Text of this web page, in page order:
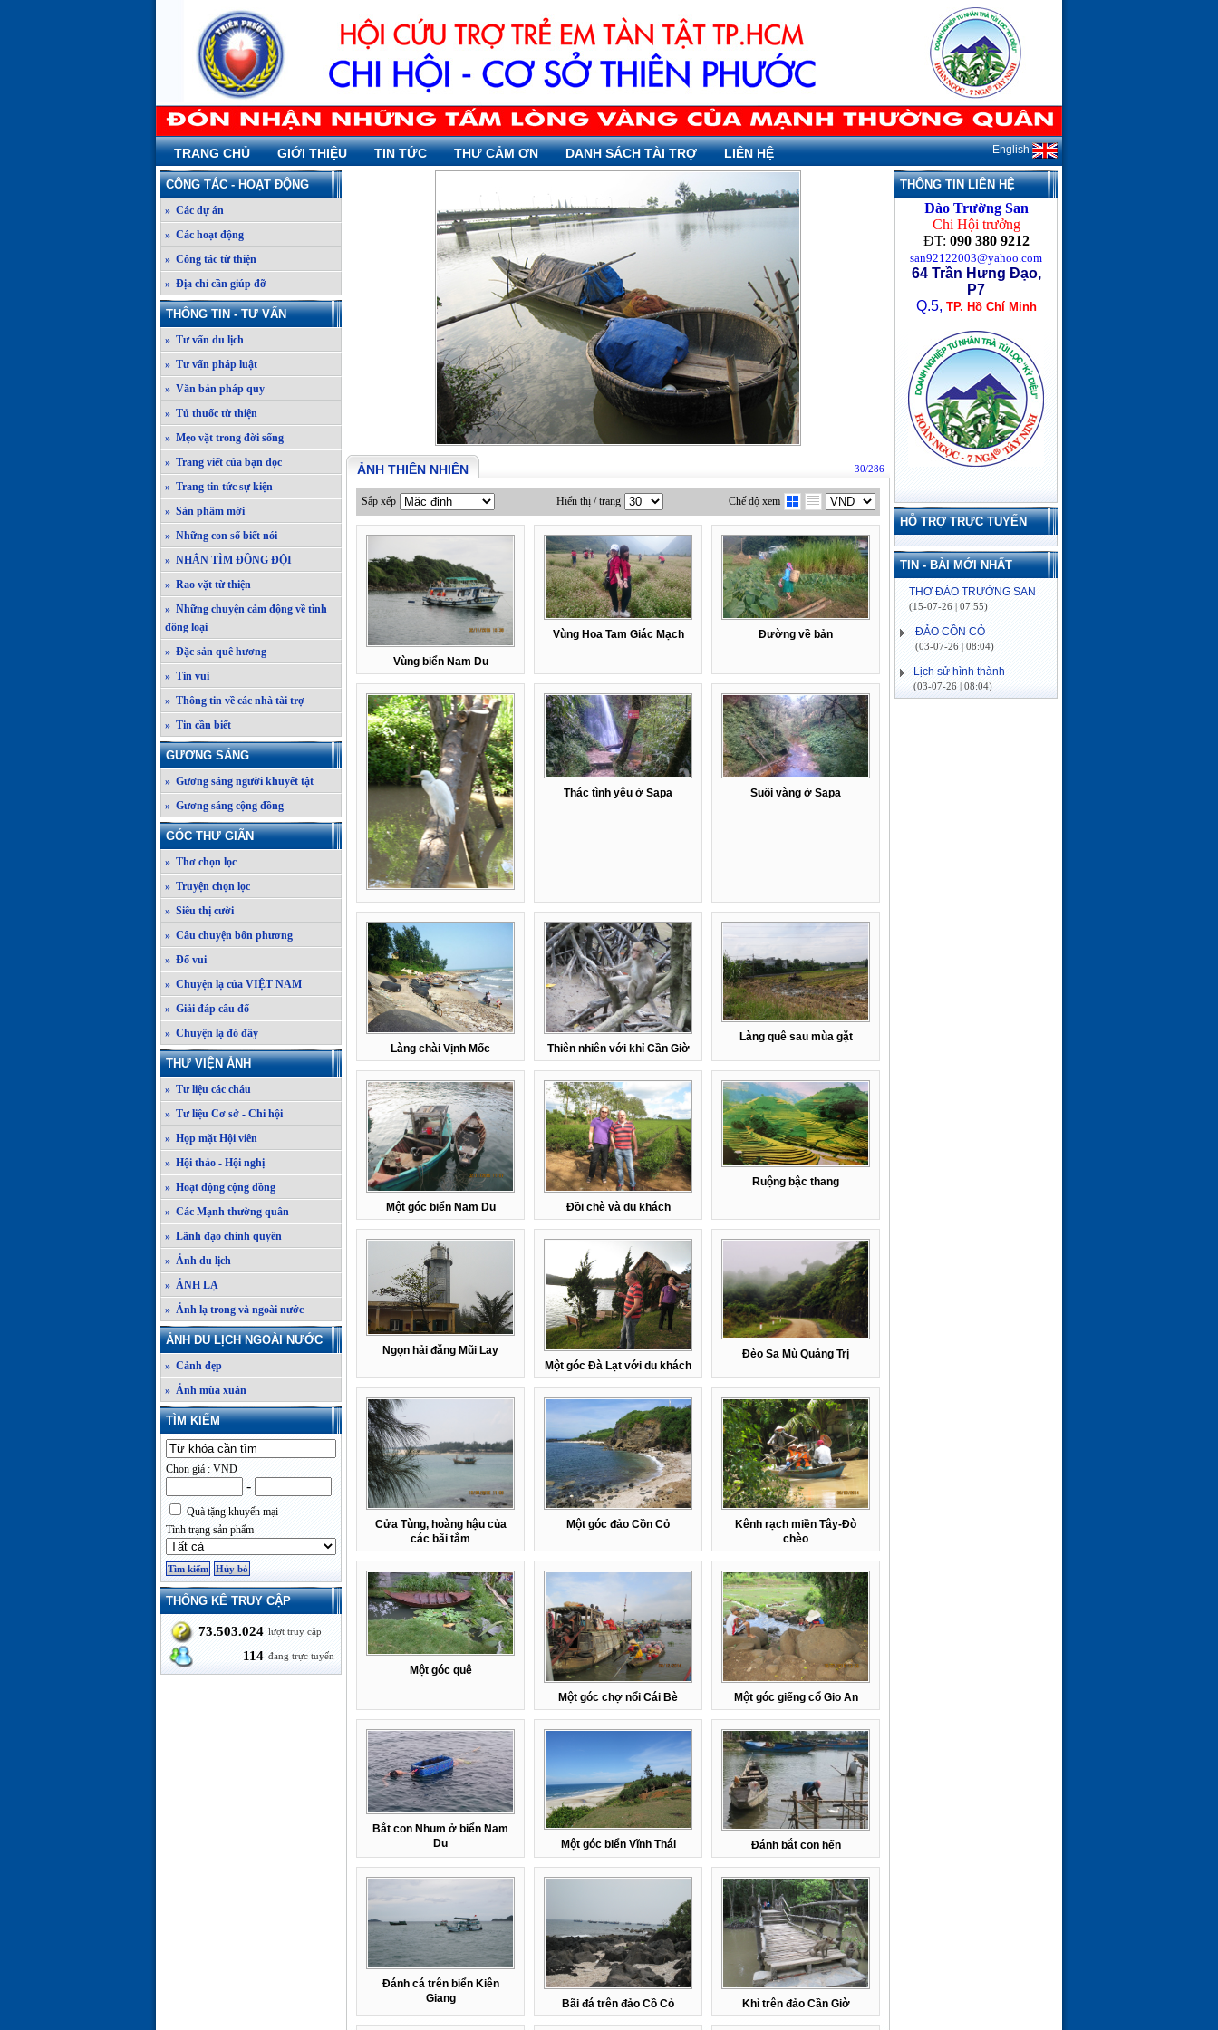
TRANG CHỦ GIỚI THIỆU TIN TỨC THƯ CẢM ƠN DANH SÁCH TÀI TRỢ LIÊN HỆ English
CÔNG TÁC - HOẠT ĐỘNG
» Các dự án
» Các hoạt động
» Công tác từ thiện
» Địa chỉ cần giúp đỡ
THÔNG TIN - TƯ VẤN
» Tư vấn du lịch
» Tư vấn pháp luật
» Văn bản pháp quy
» Tủ thuốc từ thiện
» Mẹo vặt trong đời sống
» Trang viết của bạn đọc
» Trang tin tức sự kiện
» Sản phẩm mới
» Những con số biết nói
» NHẮN TÌM ĐỒNG ĐỘI
» Rao vặt từ thiện
» Những chuyện cảm động về tình
đồng loại
» Đặc sản quê hương
» Tin vui
» Thông tin về các nhà tài trợ
» Tin cần biết
GƯƠNG SÁNG
» Gương sáng người khuyết tật
» Gương sáng cộng đồng
GÓC THƯ GIÃN
» Thơ chọn lọc
» Truyện chọn lọc
» Siêu thị cười
» Câu chuyện bốn phương
» Đố vui
» Chuyện lạ của VIỆT NAM
» Giải đáp câu đố
» Chuyện lạ đó đây
THƯ VIỆN ẢNH
» Tư liệu các cháu
» Tư liệu Cơ sở - Chi hội
» Họp mặt Hội viên
» Hội thảo - Hội nghị
» Hoạt động cộng đồng
» Các Mạnh thường quân
» Lãnh đạo chính quyền
» Ảnh du lịch
» ẢNH LẠ
» Ảnh lạ trong và ngoài nước
ẢNH DU LỊCH NGOÀI NƯỚC
» Cảnh đẹp
» Ảnh mùa xuân
TÌM KIẾM
Chọn giá : VND
-
Quà tặng khuyến mại
Tình trạng sản phẩm
THỐNG KÊ TRUY CẬP
73.503.024 lượt truy cập
114 đang trực tuyến
ẢNH THIÊN NHIÊN 30/286
Sắp xếp Hiển thị / trang Chế độ xem
Vùng biển Nam Du
Vùng Hoa Tam Giác Mạch Đường về bản
Thác tình yêu ở Sapa Suối vàng ở Sapa
Làng chài Vịnh Mốc Thiên nhiên với khỉ Cần Giờ
Làng quê sau mùa gặt
Một góc biển Nam Du Đồi chè và du khách
Ruộng bậc thang
Ngọn hải đăng Mũi Lay
Một góc Đà Lạt với du khách
Đèo Sa Mù Quảng Trị
Cửa Tùng, hoàng hậu của
các bãi tắm
Một góc đảo Cồn Cỏ
Kênh rạch miền Tây-Đò
chèo
Một góc quê
Một góc chợ nổi Cái Bè Một góc giếng cổ Gio An
Bắt con Nhum ở biển Nam
Du
Một góc biển Vĩnh Thái Đánh bắt con hến
Đánh cá trên biển Kiên
Giang
Bãi đá trên đảo Cồ Cỏ Khỉ trên đảo Cần Giờ
THÔNG TIN LIÊN HỆ
Đào Trường San
Chi Hội trưởng
ĐT: 090 380 9212
san92122003@yahoo.com
64 Trần Hưng Đạo,
P7
Q.5, TP. Hồ Chí Minh
HỖ TRỢ TRỰC TUYẾN
TIN - BÀI MỚI NHẤT
THƠ ĐÀO TRƯỜNG SAN
(15-07-26 | 07:55)
ĐẢO CỒN CỎ
(03-07-26 | 08:04)
Lịch sử hình thành
(03-07-26 | 08:04)
VỀ MIỀN SÔNG NƯỚC---
THƠ ĐÀO TRƯỜNG SAN